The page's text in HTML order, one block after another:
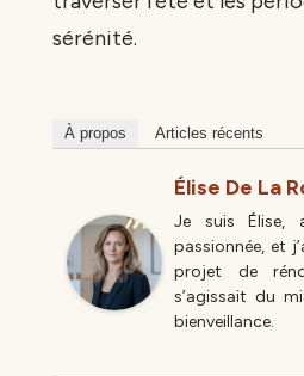
sérénité.
À propos Articles récents
Élise De La
Je suis Élise,
passionnée, et
projet de
s’agissait du
bienveillance.